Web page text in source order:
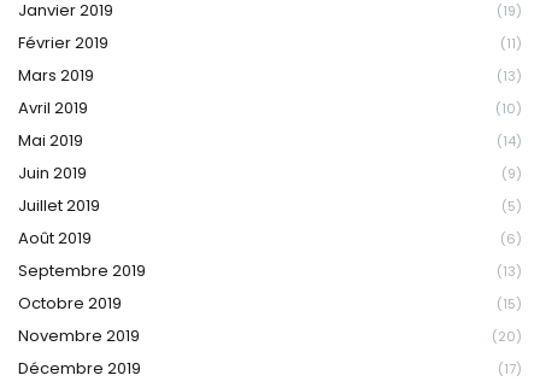
Janvier 2019 (19)
Février 2019 (11)
Mars 2019 (13)
Avril 2019 (10)
Mai 2019 (14)
Juin 2019 (9)
Juillet 2019 (5)
Août 2019 (6)
Septembre 2019 (13)
Octobre 2019 (15)
Novembre 2019 (20)
Décembre 2019 (17)